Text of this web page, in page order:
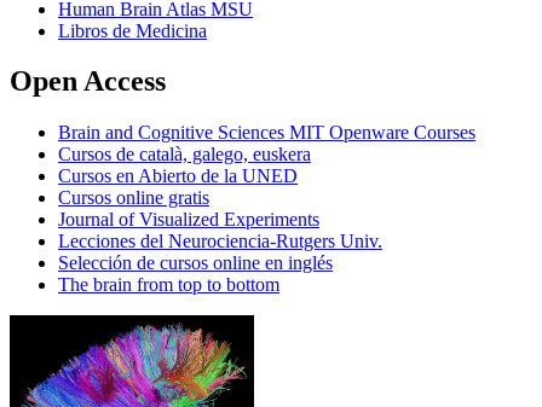
Human Brain Atlas MSU
Libros de Medicina
Open Access
Brain and Cognitive Sciences MIT Openware Courses
Cursos de català, galego, euskera
Cursos en Abierto de la UNED
Cursos online gratis
Journal of Visualized Experiments
Lecciones del Neurociencia-Rutgers Univ.
Selección de cursos online en inglés
The brain from top to bottom